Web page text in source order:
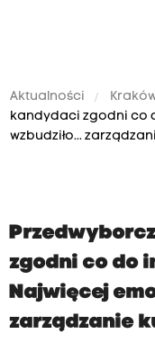
Aktualności
kandydaci zgodni co
wzbudziło...
zgodni co do
Najwięcej
zarządzanie